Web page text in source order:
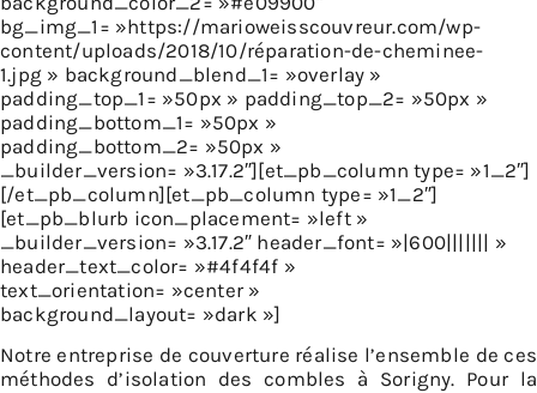
bg_img_1= »https://marioweisscouvreur.com/wp-
content/uploads/2018/10/réparation-de-cheminee-
1.jpg » background_blend_1= »overlay »
padding_top_1= »50px » padding_top_2= »50px »
padding_bottom_1= »50px »
padding_bottom_2= »50px »
_builder_version= »3.17.2″][et_pb_column type= »1_2″]
[/et_pb_column][et_pb_column type= »1_2″]
[et_pb_blurb icon_placement= »left »
_builder_version= »3.17.2″ header_font= »|600||||||| »
header_text_color= »#4f4f4f »
text_orientation= »center »
background_layout= »dark »]
Notre entreprise de couverture réalise l’ensemble de ces
méthodes d’isolation des combles à Sorigny. Pour la